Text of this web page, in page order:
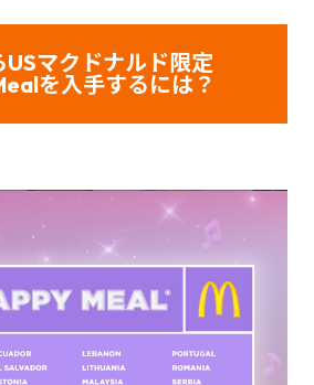
USマクドナルド限定
を入手するには？